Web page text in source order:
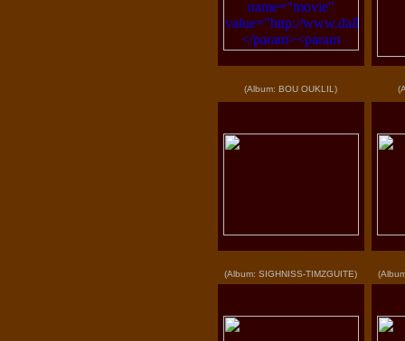
(Album: BOU OUKLIL)
(Album: SIGHNISS-TIMZGUITE)